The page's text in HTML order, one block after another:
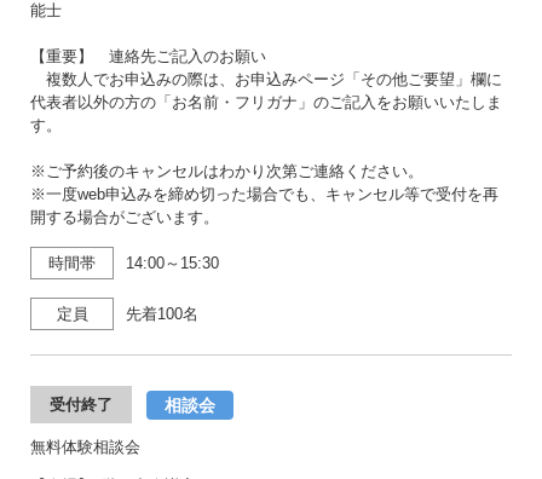
能士
【重要】 連絡先ご記入のお願い
複数人でお申込みの際は、お申込みページ「その他ご要望」欄に
代表者以外の方の「お名前・フリガナ」のご記入をお願いいたしま
す。
※ご予約後のキャンセルはわかり次第ご連絡ください。
※一度web申込みを締め切った場合でも、キャンセル等で受付を再
開する場合がございます。
時間帯 14:00～15:30
定員 先着100名
受付終了 相談会
無料体験相談会